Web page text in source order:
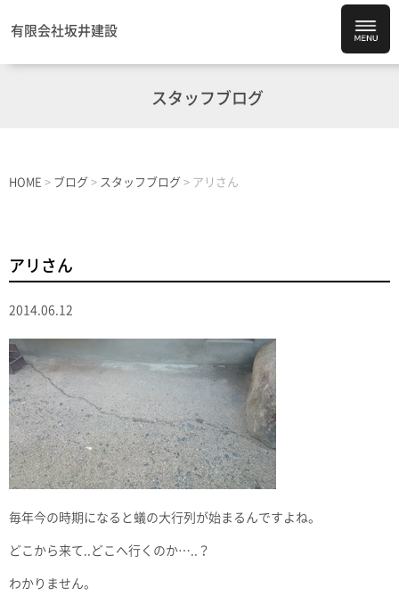
有限会社坂井建設
スタッフブログ
HOME > ブログ > スタッフブログ > アリさん
アリさん
2014.06.12
毎年今の時期になると蟻の大行列が始まるんですよね。
どこから来て..どこへ行くのか…..？
わかりません。